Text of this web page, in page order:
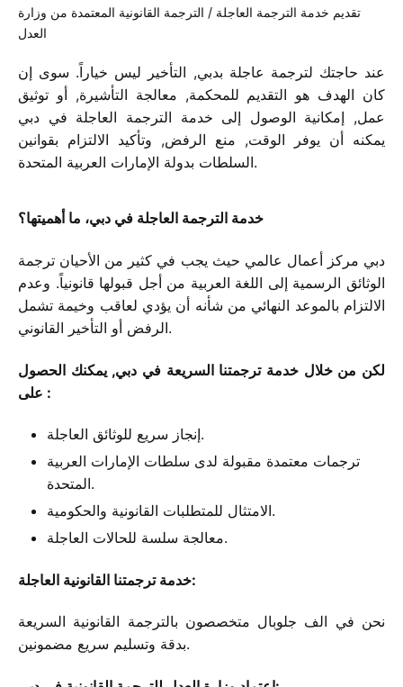
تقديم خدمة الترجمة العاجلة / الترجمة القانونية المعتمدة من وزارة
العدل
عند حاجتك لترجمة عاجلة بدبي, التأخير ليس خياراً. سوى إن
كان الهدف هو التقديم للمحكمة, معالجة التأشيرة, أو توثيق
عمل, إمكانية الوصول إلى خدمة الترجمة العاجلة في دبي
يمكنه أن يوفر الوقت, منع الرفض, وتأكيد الالتزام بقوانين
السلطات بدولة الإمارات العربية المتحدة.
خدمة الترجمة العاجلة في دبي، ما أهميتها؟
دبي مركز أعمال عالمي حيث يجب في كثير من الأحيان ترجمة
الوثائق الرسمية إلى اللغة العربية من أجل قبولها قانونياً. وعدم
الالتزام بالموعد النهائي من شأنه أن يؤدي لعاقب وخيمة تشمل
الرفض أو التأخير القانوني.
لكن من خلال خدمة ترجمتنا السريعة في دبي, يمكنك الحصول
على :
إنجاز سريع للوثائق العاجلة.
ترجمات معتمدة مقبولة لدى سلطات الإمارات العربية
المتحدة.
الامتثال للمتطلبات القانونية والحكومية.
معالجة سلسة للحالات العاجلة.
خدمة ترجمتنا القانونية العاجلة:
نحن في الف جلوبال متخصصون بالترجمة القانونية السريعة
بدقة وتسليم سريع مضمونين.